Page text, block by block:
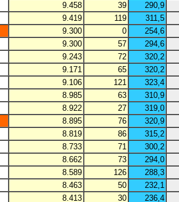
9.458 39
290,9
9.419 119
311,5
9.300 0
254,6
9.300 57
294,6
9.243 72
320,2
9.171 65
320,2
9.106 121
323,4
8.985 63
310,9
8.922 27
319,0
8.895 76
320,9
8.819 86
315,2
8.733 71
300,2
8.662 73
294,0
8.589 126
288,3
8.463 50
232,1
8.413 30
236,4